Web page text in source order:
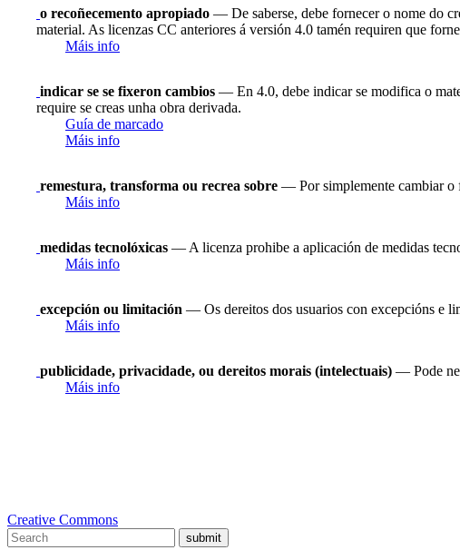
o recoñecemento apropiado — De saberse, debe fornecer o nome do
material. As licenzas CC anteriores á versión 4.0 tamén requiren que
Máis info
indicar se se fixeron cambios — En 4.0, debe indicar se modifica o
require se creas unha obra derivada.
Guía de marcado
Máis info
remestura, transforma ou recrea sobre — Por simplemente cambiar o
Máis info
medidas tecnolóxicas — A licenza prohibe a aplicación de medidas
Máis info
excepción ou limitación — Os dereitos dos usuarios con excepcións e
Máis info
publicidade, privacidade, ou dereitos morais (intelectuais) — Pode
Máis info
Creative Commons
submit